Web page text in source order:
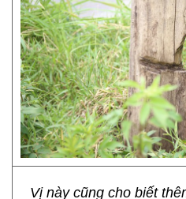
Vị này cũng cho biết